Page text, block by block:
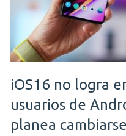
iOS16 no logra
usuarios de
planea